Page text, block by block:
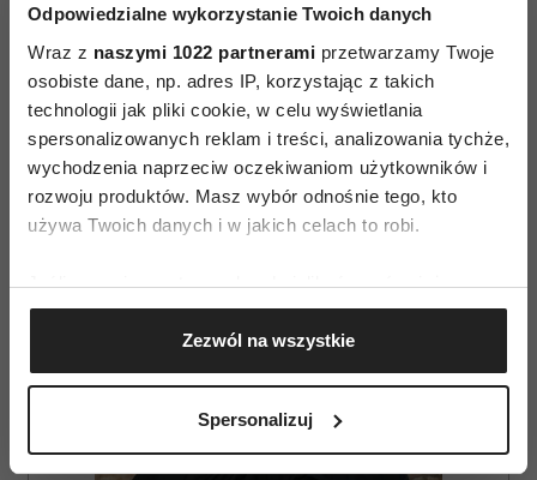
Odpowiedzialne wykorzystanie Twoich danych
Wraz z naszymi 1022 partnerami przetwarzamy Twoje
osobiste dane, np. adres IP, korzystając z takich
technologii jak pliki cookie, w celu wyświetlania
spersonalizowanych reklam i treści, analizowania tychże,
wychodzenia naprzeciw oczekiwaniom użytkowników i
rozwoju produktów. Masz wybór odnośnie tego, kto
używa Twoich danych i w jakich celach to robi.
Jeśli wyrazisz na to zgodę, chcielibyśmy również:
Gromadzić dane dotyczące Twojej lokalizacji
geograficznej z dokładnością nawet do kilku metrów
Identyfikować Twoje urządzenie, aktywnie
(fingerprinting, czyli wirtualny odcisk palca)
Zezwól na wszystkie
Spersonalizuj
AUTOPROMOCJA